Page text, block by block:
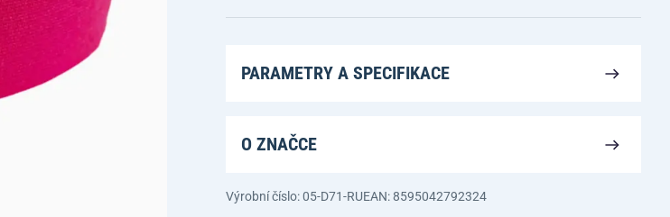
PARAMETRY A SPECIFIKACE
O ZNAČCE
Výrobní číslo: 05-D71-RUEAN: 8595042792324